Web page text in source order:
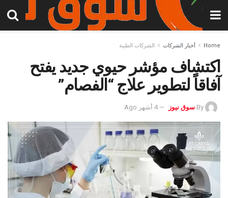
Home أخبار الشركات الشركات الطبية
اكتشاف مؤشر حيوي جديد يفتح
آفاقاً لتطوير علاج “الفصام”
By سوق نيوز 4 أشهر Ago